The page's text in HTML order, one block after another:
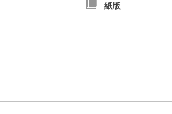
紙版